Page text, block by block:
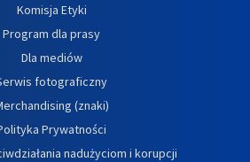
Komisja Etyki
Program dla prasy
Dla mediów
fotograficzny
(znaki)
Prywatności
nadużyciom i korupcji